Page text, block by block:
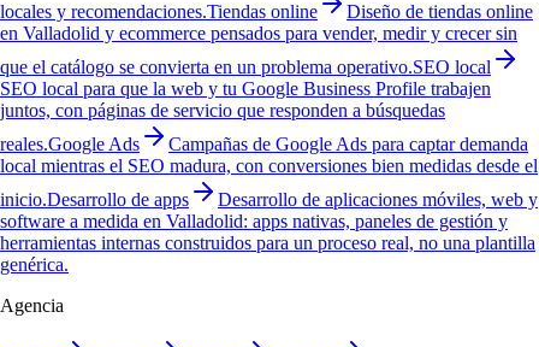
locales y recomendaciones.Tiendas online
Diseño de tiendas online
en Valladolid y ecommerce pensados para vender, medir y crecer sin
que el catálogo se convierta en un problema operativo.SEO local
SEO local para que la web y tu Google Business Profile trabajen
juntos, con páginas de servicio que responden a búsquedas
reales.Google Ads
Campañas de Google Ads para captar demanda
local mientras el SEO madura, con conversiones bien medidas desde el
inicio.Desarrollo de apps
Desarrollo de aplicaciones móviles, web y
software a medida en Valladolid: apps nativas, paneles de gestión y
herramientas internas construidos para un proceso real, no una plantilla
genérica.
Agencia